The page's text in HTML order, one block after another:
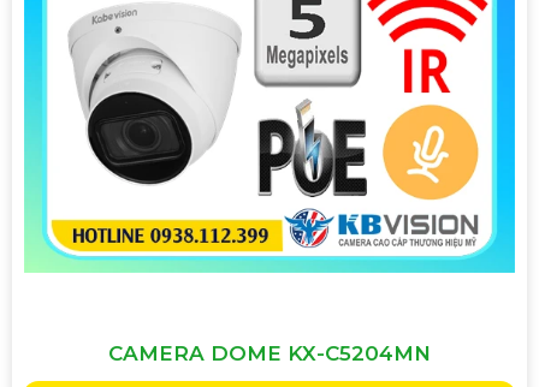
CAMERA DOME KX-C5204MN